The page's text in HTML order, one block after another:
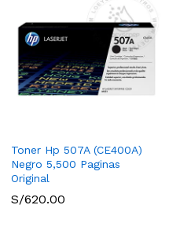
Toner Hp 507A (CE400A)
Negro 5,500 Paginas
Original
S/620.00